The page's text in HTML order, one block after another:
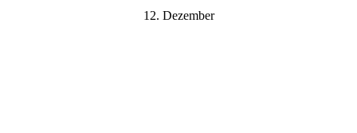
12. Dezember